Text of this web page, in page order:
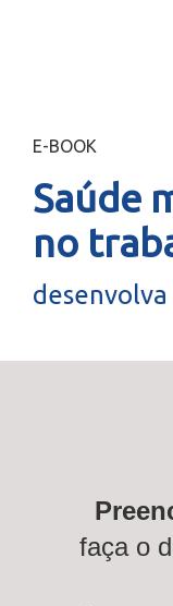
E-BOOK
Saúde
no
faça o